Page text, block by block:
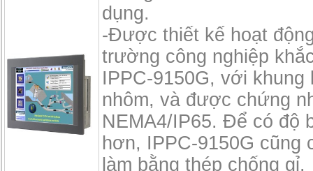
dụng.
-Được thiết kế hoạt
trường công nghiệp
IPPC-9150G, với khung
nhôm, và được chứng
NEMA4/IP65. Để có độ
hơn, IPPC-9150G cũng
làm bằng thép chống gỉ.